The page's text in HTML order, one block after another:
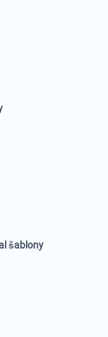
šablony